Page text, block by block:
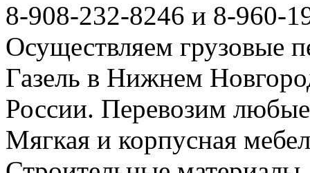
8-908-232-8246 и 8-960-
Осуществляем грузовые
Газель в Нижнем
России. Перевозим
Мягкая и корпусная